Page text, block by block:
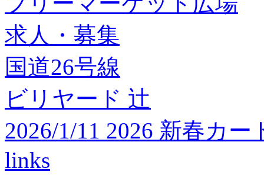
求人・募集
国道26号線
ビリヤード 辻
2026/1/11 2026 新春カ
links